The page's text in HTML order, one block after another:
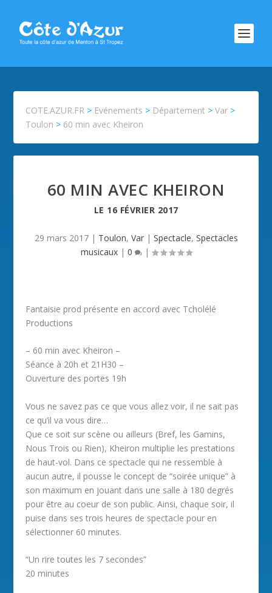
COTE.AZUR.FR > Evénements > Département >Var >
Toulon > 60 min avec Kheiron
60 MIN AVEC KHEIRON
LE 16 FÉVRIER 2017
29 mars 2017| Toulon, Var| Spectacle, Spectacles
musicaux| 0 |
Fantaisie prod présente en accord avec Tcholélé
Productions
– 60 min avec Kheiron –
Séance à 20h et 21H30 –
Ouverture des portes 19h
Vous ne savez pas ce que vous allez voir, il ne sait pas
ce qu’il va vous dire…
Que ce soit sur scène ou ailleurs (Bref, les Gamins,
Nous Trois ou Rien), Kheiron multiplie les prestations
de haut-vol. Dans ce spectacle qui ne ressemble à
aucun autre, il pousse le concept de “soirée unique” à
son maximum en jouant dans une salle à 180 degrés
pour être au coeur de son public. Ainsi, chaque soir, il
puise dans ses trois heures de spectacle pour en
sélectionner 60 minutes.
“Un rire toutes les 7 secondes”
20 minutes